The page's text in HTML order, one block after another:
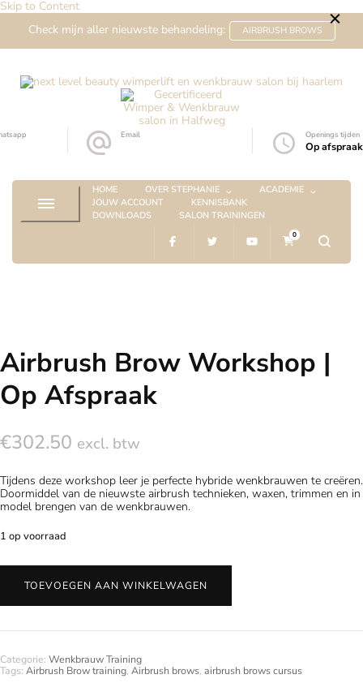
Skip to Content
Check mijn aller nieuwste behandeling:
AIRBRUSH BROWS
Gecertificeerd Wimper &
Wenkbrauw salon in Halfweg
Wimperlift expert sinds 2014
Email Openings tijden
Op afspraak
HOME OVER STEPHANIE
ACADEMIE
JOUW ACCOUNT
KENNISBANK
DOWNLOADS
SALON TRAININGEN
0
Airbrush Brow Workshop |
Op Afspraak
€302.50 excl. btw
Tijdens deze workshop leer je perfecte hybride wenkbrauwen te creëren.
Doormiddel van de nieuwste airbrush technieken, waxen, trimmen en in
model brengen van de wenkbrauwen.
1 op voorraad
Airbrush
Workshop
Afspraak
TOEVOEGEN AAN WINKELWAGEN
Categorie: Wenkbrauw Training
Tags: Airbrush Brow training, Airbrush brows, airbrush brows cursus